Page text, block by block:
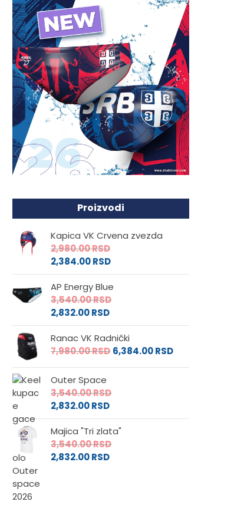
Proizvodi
Kapica VK Crvena zvezda
2,980.00RSD
2,384.00RSD
AP Energy Blue
3,540.00RSD
2,832.00RSD
Ranac VK Radnički
7,980.00RSD 6,384.00RSD
Outer Space
3,540.00RSD
2,832.00RSD
Majica "Tri zlata"
3,540.00RSD
2,832.00RSD